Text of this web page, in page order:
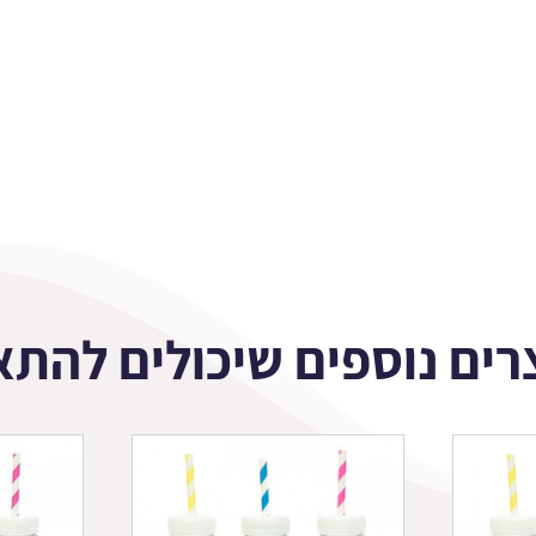
נוספים שיכולים